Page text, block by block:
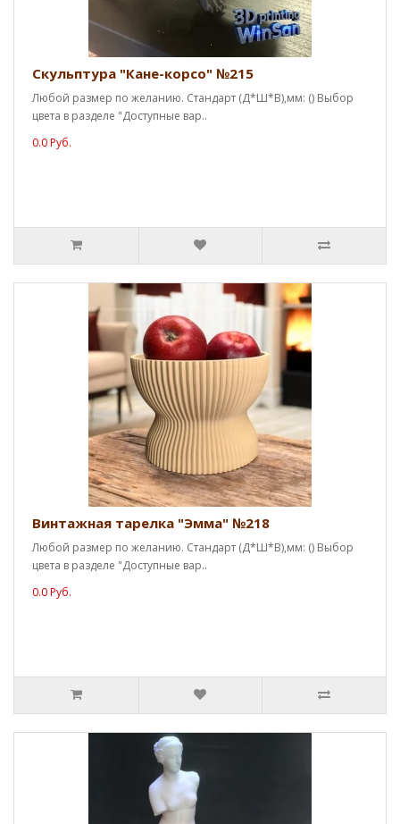
Скульптура "Кане-корсо" №215
Любой размер по желанию. Стандарт (Д*Ш*В),мм: () Выбор
цвета в разделе "Доступные вар..
0.0 Руб.
Винтажная тарелка "Эмма" №218
Любой размер по желанию. Стандарт (Д*Ш*В),мм: () Выбор
цвета в разделе "Доступные вар..
0.0 Руб.